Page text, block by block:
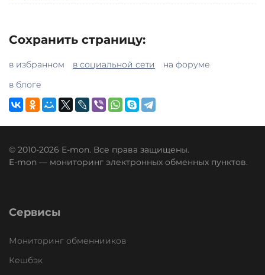
Сохранить страницу:
в избранном в социальной сети
на форуме
в блоге
© 2010-2026 E-mon. Все права защищены.
E-mon — мониторинг электронных обменных пунктов.
Сервисы
Мониторинг обменнииков
Кешбэк